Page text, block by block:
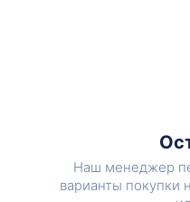
Наш менеджер
варианты покупки